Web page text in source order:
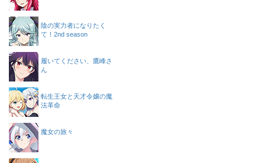
陰の実力者になりたく
て！2nd season
履いてください、鷹峰さ
ん
転生王女と天才令嬢の魔
法革命
魔女の旅々